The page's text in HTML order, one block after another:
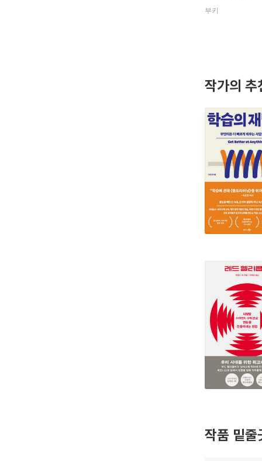
부키
작가의 추
작품 밑줄